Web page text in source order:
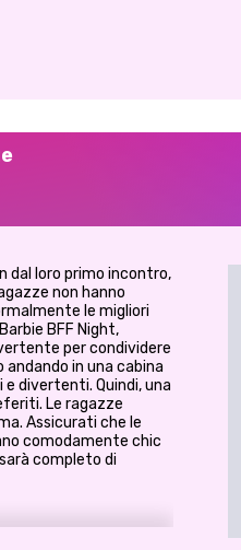
dal loro primo incontro,
non hanno
le migliori
BFF Night,
per condividere
in una cabina
divertenti. Quindi, una
Le ragazze
Assicurati che le
comodamente chic
completo di